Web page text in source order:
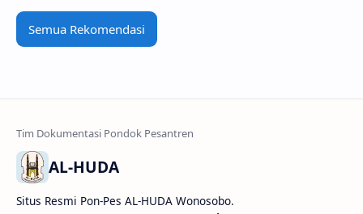
Semua Rekomendasi
AL-HUDA
Situs Resmi Pon-Pes AL-HUDA Wonosobo.